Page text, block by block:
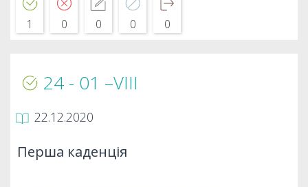
1 0 0 0 0
24 - 01 –VIIІ
22.12.2020
Перша каденція